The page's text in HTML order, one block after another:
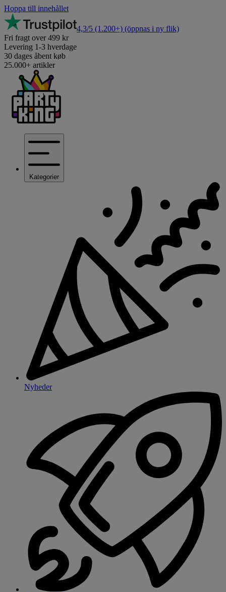
Hoppa till innehållet
4,3/5 (1.200+) (öppnas i ny flik)
Fri fragt over 499 kr
Levering 1-3 hverdage
30 dages åbent køb
25.000+ artikler
Kategorier
Nyheder